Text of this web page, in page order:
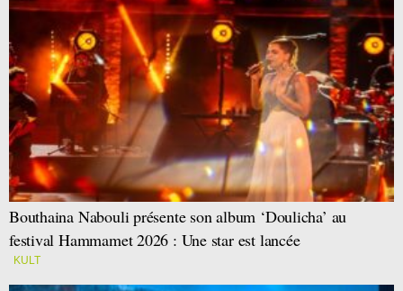
Bouthaina Nabouli présente son album ‘Doulicha’ au
festival Hammamet 2026 : Une star est lancée
KULT